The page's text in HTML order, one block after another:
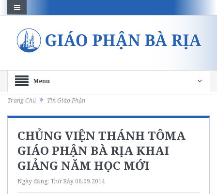
Menu
Trang Chủ Tin Giáo Phận
CHỦNG VIỆN THÁNH TÔMA
GIÁO PHẬN BÀ RỊA KHAI
GIẢNG NĂM HỌC MỚI
Ngày đăng: Thứ Bảy 06.09.2014